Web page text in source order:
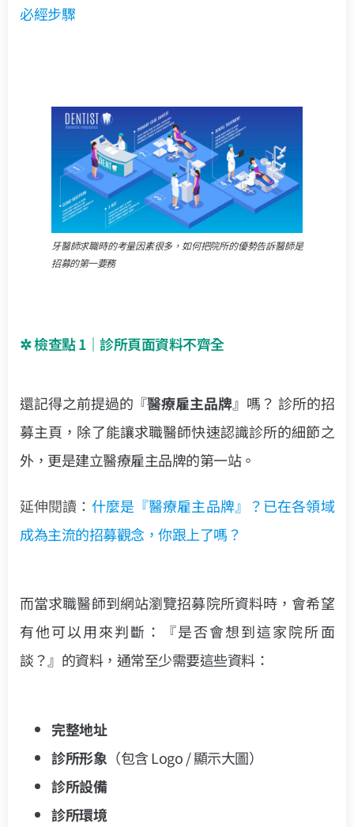
必經步驟
牙醫師求職時的考量因素很多，如何把院所的優勢告訴醫師是
招募的第一要務
✲ 檢查點 1｜診所頁面資料不齊全
還記得之前提過的『醫療雇主品牌』嗎？ 診所的招
募主頁，除了能讓求職醫師快速認識診所的細節之
外，更是建立醫療雇主品牌的第一站。
延伸閱讀： 什麼是『醫療雇主品牌』？已在各領域
成為主流的招募觀念，你跟上了嗎？
而當求職醫師到網站瀏覽招募院所資料時，會希望
有他可以用來判斷：『是否會想到這家院所面
談？』的資料，通常至少需要這些資料：
完整地址
診所形象 （包含 Logo / 顯示大圖）
診所設備
診所環境